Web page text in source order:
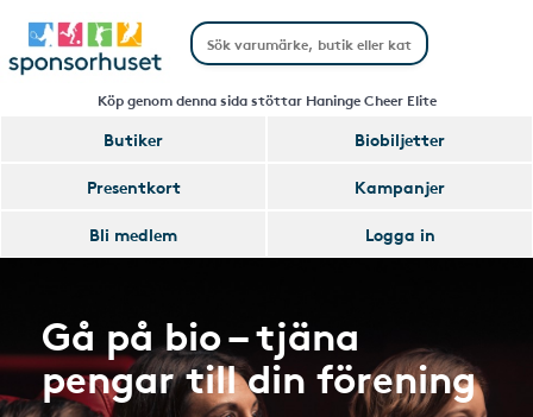
Köp genom denna sida stöttar Haninge Cheer Elite
Butiker
Biobiljetter
Presentkort
Kampanjer
Bli medlem
Logga in
Gå på bio – tjäna
pengar till din förening